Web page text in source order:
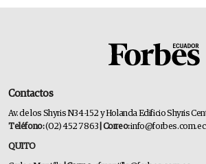
Contactos
Av. de los Shyris N34-152 y Holanda Edificio Shyris
Teléfono:(02) 452 7863 | Correo:info@forbes.com.ec
QUITO